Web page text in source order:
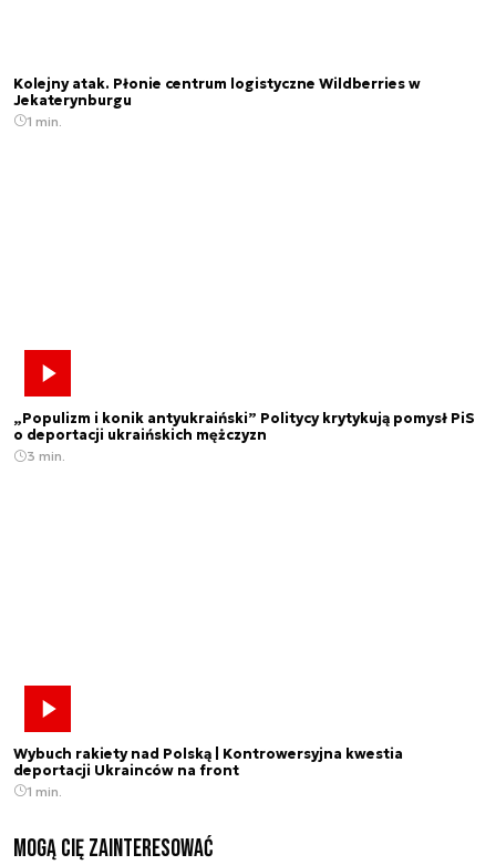
Kolejny atak. Płonie centrum logistyczne Wildberries w
Jekaterynburgu
1 min.
„Populizm i konik antyukraiński” Politycy krytykują pomysł PiS
o deportacji ukraińskich mężczyzn
3 min.
Wybuch rakiety nad Polską | Kontrowersyjna kwestia
deportacji Ukrainców na front
1 min.
Mogą Cię zainteresować